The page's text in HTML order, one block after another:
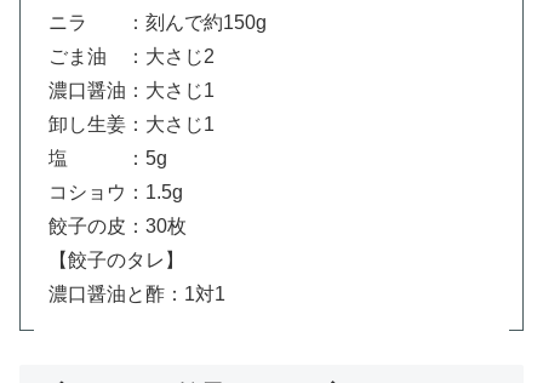
ニラ ：刻んで約150g
ごま油 ：大さじ2
濃口醤油：大さじ1
卸し生姜：大さじ1
塩 ：5g
コショウ：1.5g
餃子の皮：30枚
【餃子のタレ】
濃口醤油と酢：1対1